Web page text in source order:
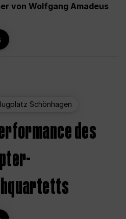
von Wolfgang Amadeus
Schönhagen
des